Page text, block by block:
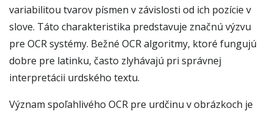
variabilitou tvarov písmen v závislosti od ich pozície v
slove. Táto charakteristika predstavuje značnú výzvu
pre OCR systémy. Bežné OCR algoritmy, ktoré fungujú
dobre pre latinku, často zlyhávajú pri správnej
interpretácii urdského textu.
Význam spoľahlivého OCR pre urdčinu v obrázkoch je